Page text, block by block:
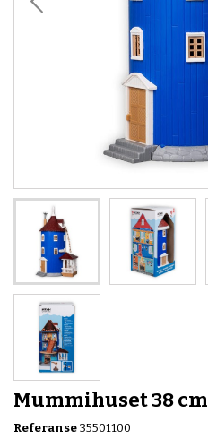
Mummihuset 38 cm
Referanse 35501100